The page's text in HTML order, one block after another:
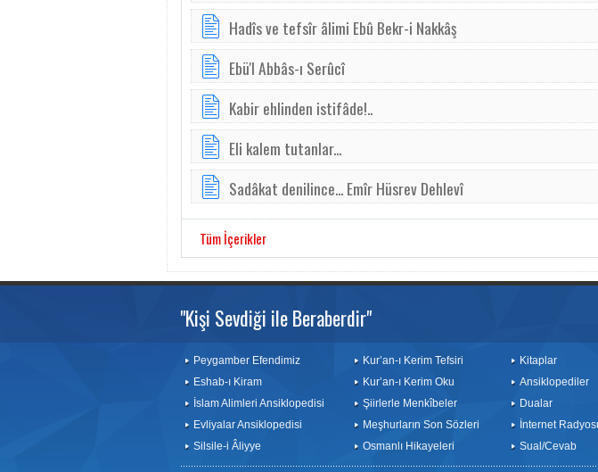
Hadîs ve tefsîr âlimi Ebû Bekr-i Nakkâş
Ebü'l Abbâs-ı Serûcî
Kabir ehlinden istifâde!..
Eli kalem tutanlar...
Sadâkat denilince... Emîr Hüsrev Dehlevî
Tüm İçerikler
"Kişi Sevdiği ile Beraberdir"
Peygamber Efendimiz
Eshab-ı Kiram
İslam Alimleri Ansiklopedisi
Evliyalar Ansiklopedisi
Silsile-i Âliyye
Kur’an-ı Kerim Tefsiri
Kur’an-ı Kerim Oku
Şiirlerle Menkîbeler
Meşhurların Son Sözleri
Osmanlı Hikayeleri
Kitaplar
Ansiklopediler
Dualar
İnternet
Sual/Cevab